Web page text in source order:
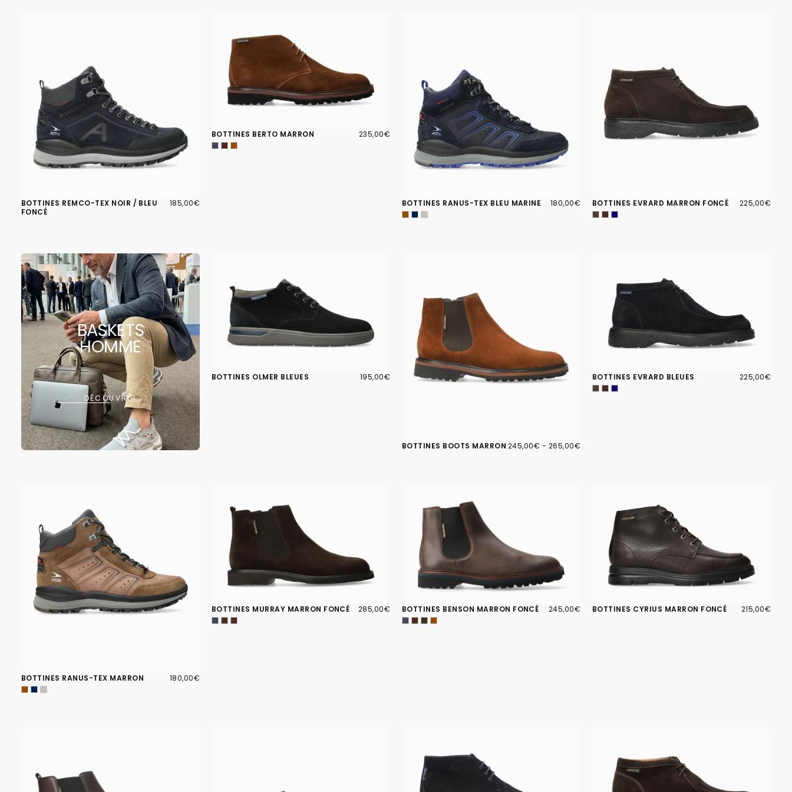
BOTTINES REMCO-TEX NOIR / BLEU
FONCÉ
185,00€
PRIX
185,00€
BOTTINES BERTO MARRON 235,00€
PRIX
235,00€
BOTTINES RANUS-TEX BLEU MARINE 180,00€
PRIX
180,00€ BOTTINES EVRARD MARRON FONCÉ 225,00€
PRIX
225,00€
BASKETS
HOMME
DÉCOUVRIR
BOTTINES OLMER BLEUES 195,00€
PRIX
195,00€
BOTTINES BOOTS MARRON 245,00€
PRIX
245,00€ - PRIX
265,00€
BOTTINES EVRARD BLEUES 225,00€
PRIX
225,00€
BOTTINES RANUS-TEX MARRON 180,00€
PRIX
180,00€
BOTTINES MURRAY MARRON FONCÉ 285,00€
PRIX
285,00€ BOTTINES BENSON MARRON FONCÉ 245,00€
PRIX
245,00€ BOTTINES CYRIUS MARRON FONCÉ 215,00€
PRIX
215,00€